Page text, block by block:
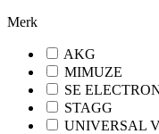
Merk
AKG
MIMUZE
SE
STAGG
UNIVERSAL